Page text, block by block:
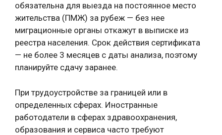
обязательна для выезда на постоянное место
жительства (ПМЖ) за рубеж — без нее
миграционные органы откажут в выписке из
реестра населения. Срок действия сертификата
— не более 3 месяцев с даты анализа, поэтому
планируйте сдачу заранее.
При трудоустройстве за границей или в
определенных сферах. Иностранные
работодатели в сферах здравоохранения,
образования и сервиса часто требуют